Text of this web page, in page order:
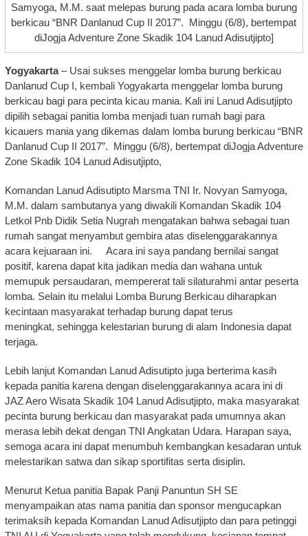
Samyoga, M.M. saat melepas burung pada acara lomba burung
berkicau “BNR Danlanud Cup II 2017”. Minggu (6/8), bertempat
diJogja Adventure Zone Skadik 104 Lanud Adisutjipto]
Yogyakarta– Usai sukses menggelar lomba burung berkicau
Danlanud Cup I, kembali Yogyakarta menggelar lomba burung
berkicau bagi para pecinta kicau mania. Kali ini Lanud Adisutjipto
dipilih sebagai panitia lomba menjadi tuan rumah bagi para
kicauers mania yang dikemas dalam lomba burung berkicau “BNR
Danlanud Cup II 2017”. Minggu (6/8), bertempat diJogja Adventure
Zone Skadik 104 Lanud Adisutjipto,
Komandan Lanud Adisutipto Marsma TNI Ir. Novyan Samyoga,
M.M. dalam sambutanya yang diwakili Komandan Skadik 104
Letkol Pnb Didik Setia Nugrah mengatakan bahwa sebagai tuan
rumah sangat menyambut gembira atas diselenggarakannya
acara kejuaraan ini. Acara ini saya pandang bernilai sangat
positif, karena dapat kita jadikan media dan wahana untuk
memupuk persaudaran, mempererat tali silaturahmi antar peserta
lomba. Selain itu melalui Lomba Burung Berkicau diharapkan
kecintaan masyarakat terhadap burung dapat terus
meningkat, sehingga kelestarian burung di alam Indonesia dapat
terjaga.
Lebih lanjut Komandan Lanud Adisutipto juga berterima kasih
kepada panitia karena dengan diselenggarakannya acara ini di
JAZ Aero Wisata Skadik 104 Lanud Adisutjipto, maka masyarakat
pecinta burung berkicau dan masyarakat pada umumnya akan
merasa lebih dekat dengan TNI Angkatan Udara. Harapan saya,
semoga acara ini dapat menumbuh kembangkan kesadaran untuk
melestarikan satwa dan sikap sportifitas serta disiplin.
Menurut Ketua panitia Bapak Panji Panuntun SH SE
menyampaikan atas nama panitia dan sponsor mengucapkan
terimaksih kepada Komandan Lanud Adisutjipto dan para petinggi